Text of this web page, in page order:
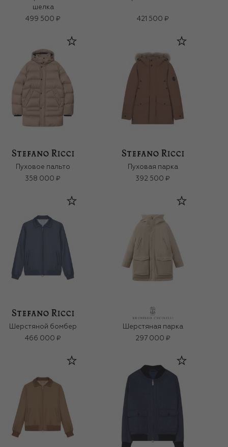
шелка
499 500 ₽
421 500 ₽
Пуховое пальто
358 000 ₽
Пуховая парка
392 500 ₽
Шерстяной бомбер
466 000 ₽
Шерстяная парка
297 000 ₽